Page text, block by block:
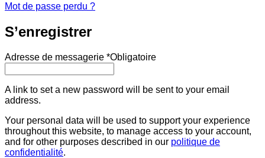
Mot de passe perdu ?
S’enregistrer
Adresse de messagerie *Obligatoire
A link to set a new password will be sent to your email
address.
Your personal data will be used to support your experience
throughout this website, to manage access to your account,
and for other purposes described in our politique de
confidentialité.